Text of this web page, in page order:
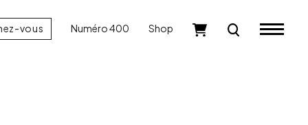
vous Numéro 400 Shop